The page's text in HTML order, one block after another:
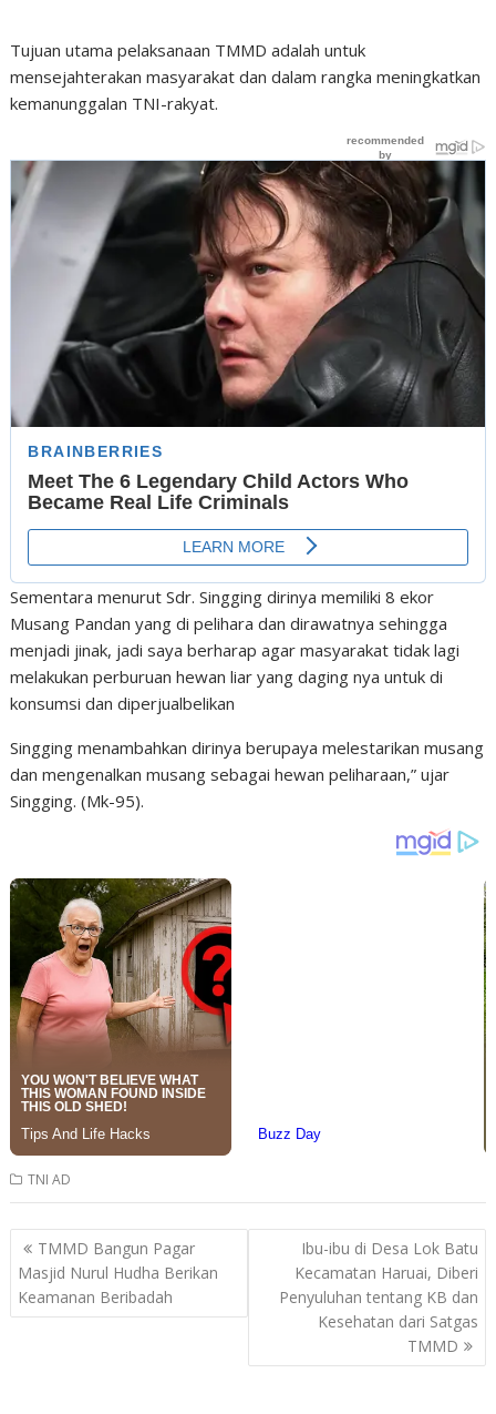
Tujuan utama pelaksanaan TMMD adalah untuk
mensejahterakan masyarakat dan dalam rangka meningkatkan
kemanunggalan TNI-rakyat.
Sementara menurut Sdr. Singging dirinya memiliki 8 ekor
Musang Pandan yang di pelihara dan dirawatnya sehingga
menjadi jinak, jadi saya berharap agar masyarakat tidak lagi
melakukan perburuan hewan liar yang daging nya untuk di
konsumsi dan diperjualbelikan
Singging menambahkan dirinya berupaya melestarikan musang
dan mengenalkan musang sebagai hewan peliharaan,” ujar
Singging. (Mk-95).
TNI AD
Post
navigation
TMMD Bangun Pagar
Masjid Nurul Hudha Berikan
Keamanan Beribadah
Ibu-ibu di Desa Lok Batu
Kecamatan Haruai, Diberi
Penyuluhan tentang KB dan
Kesehatan dari Satgas
TMMD